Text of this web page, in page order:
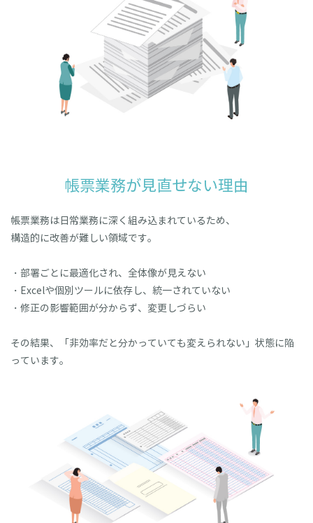
帳票業務が見直せない理由
帳票業務は日常業務に深く組み込まれているため、
構造的に改善が難しい領域です。
・部署ごとに最適化され、全体像が見えない
・Excelや個別ツールに依存し、統一されていない
・修正の影響範囲が分からず、変更しづらい
その結果、「非効率だと分かっていても変えられない」状態に陥
っています。